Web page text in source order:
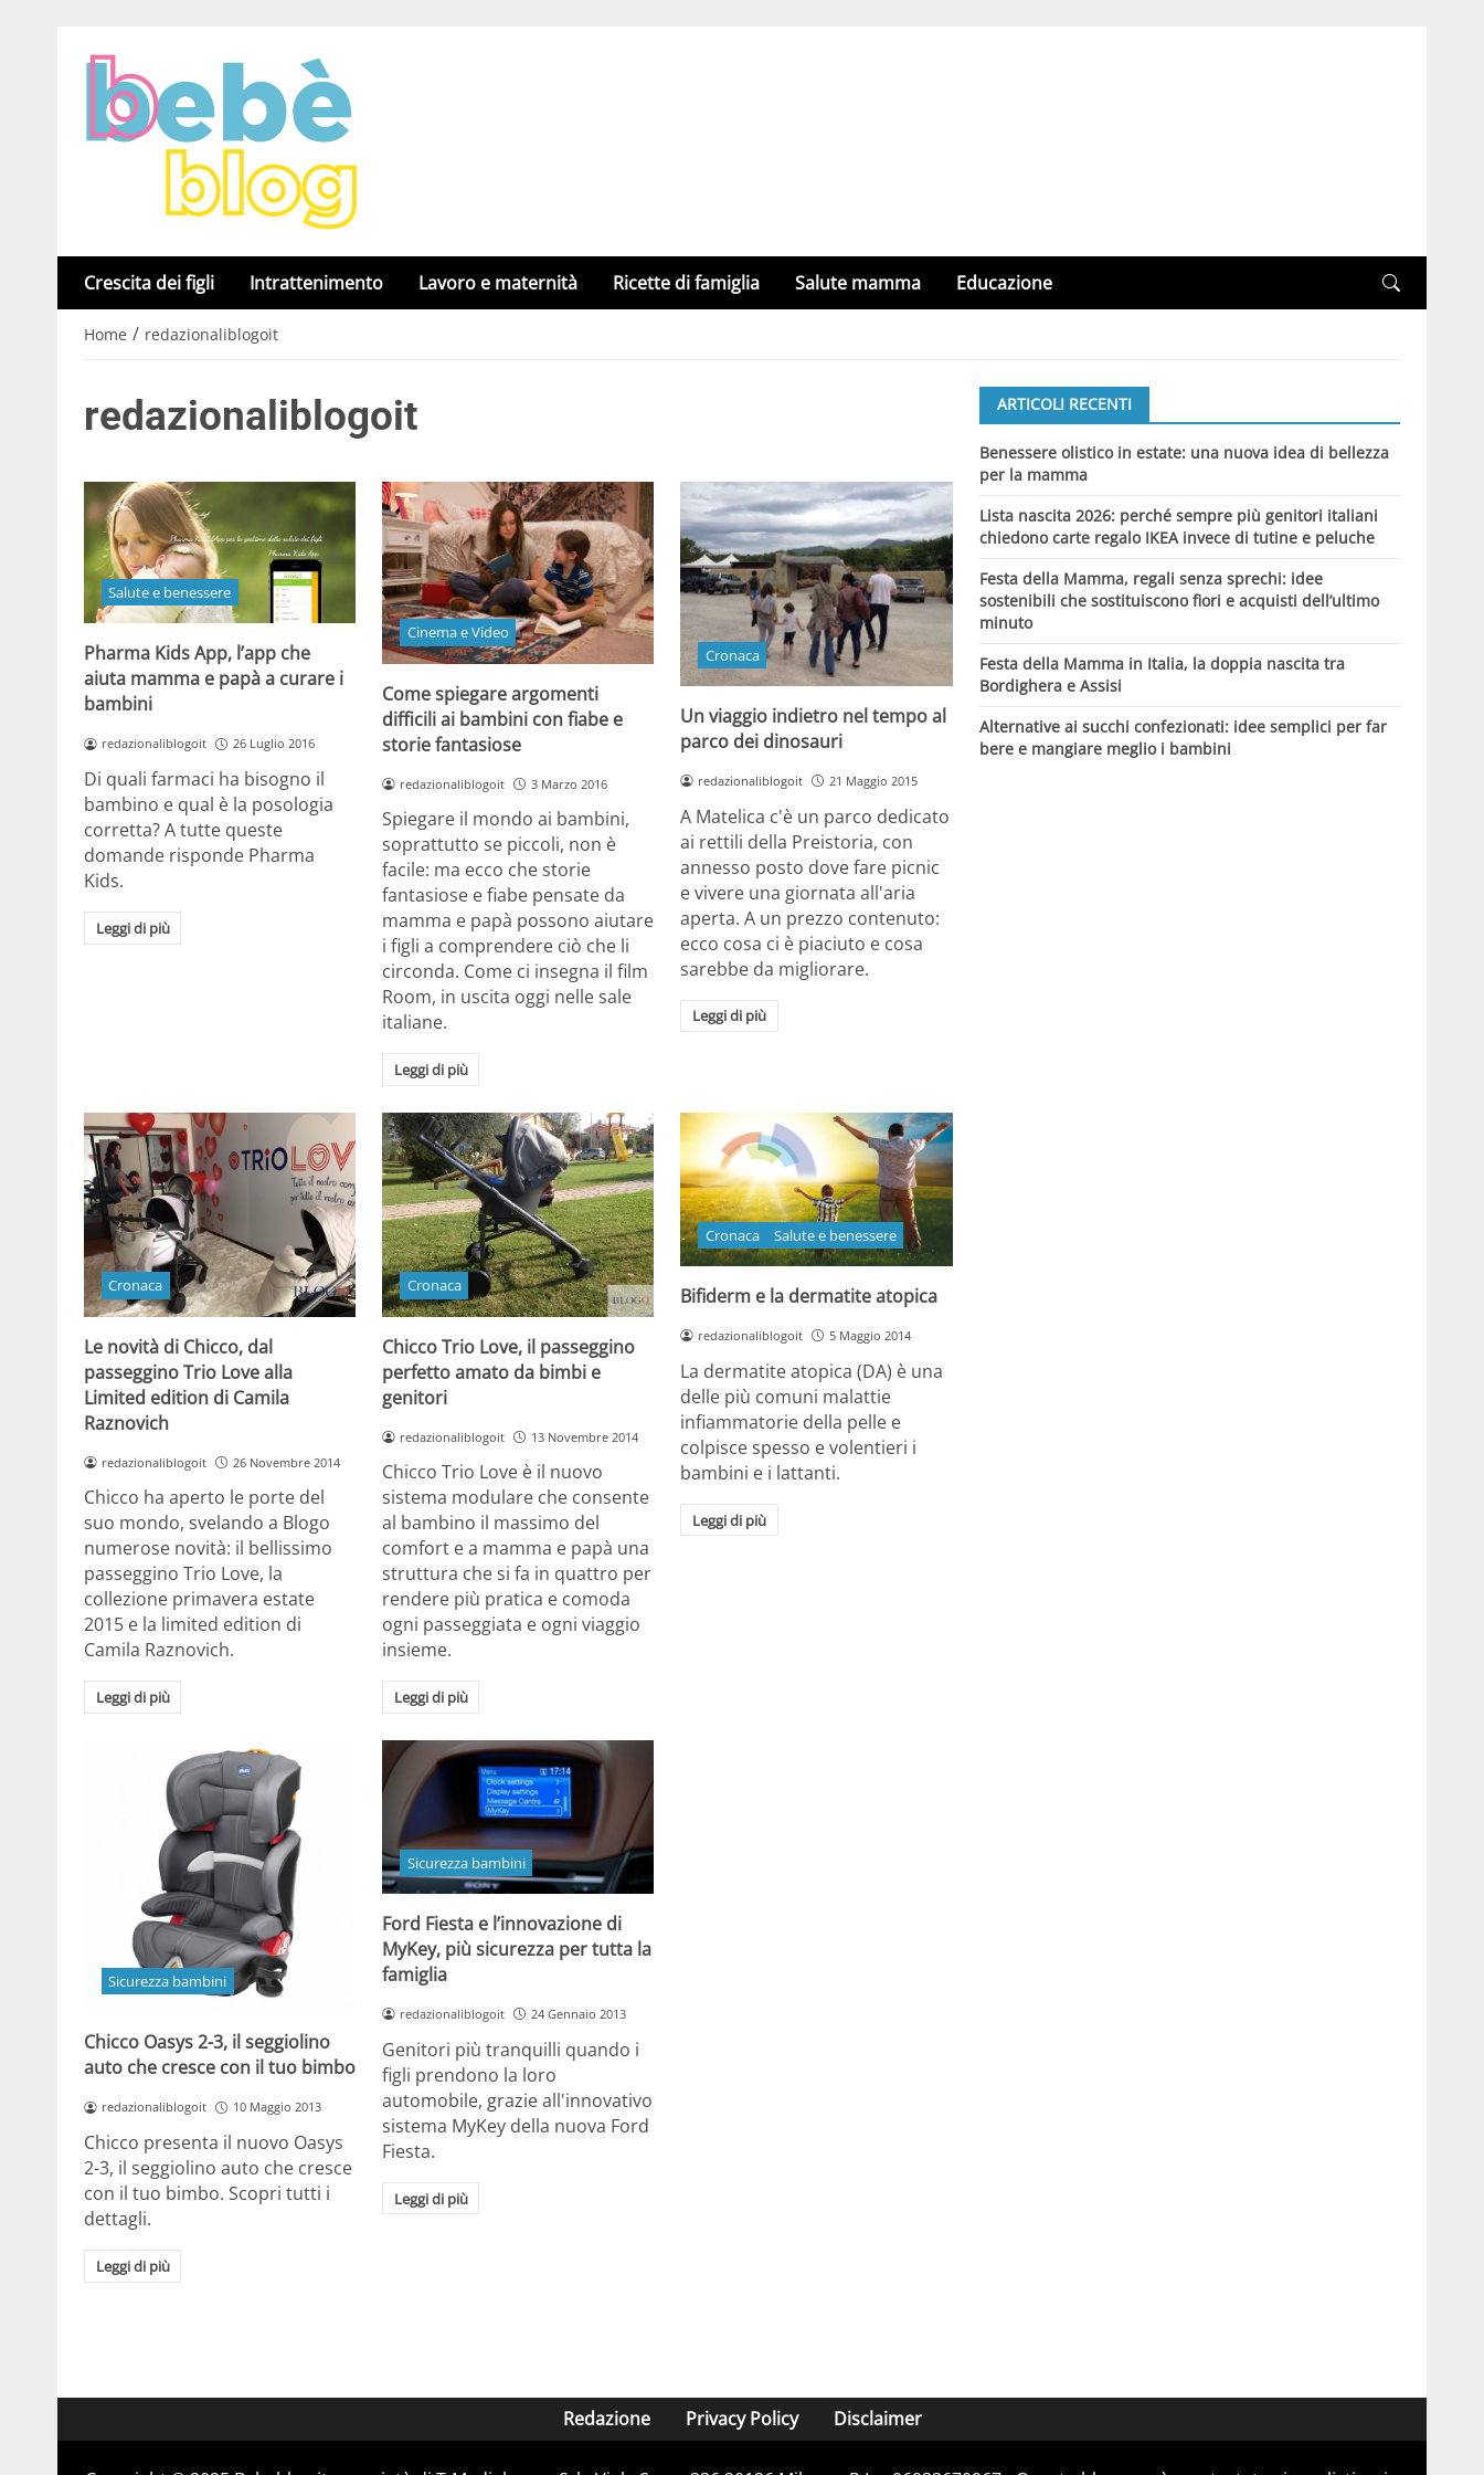
Crescita dei figli Intrattenimento Lavoro e maternità Ricette di famiglia Salute mamma Educazione
Home / redazionaliblogoit
redazionaliblogoit
Salute e benessere
Pharma Kids App, l’app che
aiuta mamma e papà a curare i
bambini
redazionaliblogoit 26 Luglio 2016
Di quali farmaci ha bisogno il
bambino e qual è la posologia
corretta? A tutte queste
domande risponde Pharma
Kids.
Leggi di più
Cinema e Video
Come spiegare argomenti
difficili ai bambini con fiabe e
storie fantasiose
redazionaliblogoit 3 Marzo 2016
Spiegare il mondo ai bambini,
soprattutto se piccoli, non è
facile: ma ecco che storie
fantasiose e fiabe pensate da
mamma e papà possono aiutare
i figli a comprendere ciò che li
circonda. Come ci insegna il film
Room, in uscita oggi nelle sale
italiane.
Leggi di più
Cronaca
Un viaggio indietro nel tempo al
parco dei dinosauri
redazionaliblogoit 21 Maggio 2015
A Matelica c'è un parco dedicato
ai rettili della Preistoria, con
annesso posto dove fare picnic
e vivere una giornata all'aria
aperta. A un prezzo contenuto:
ecco cosa ci è piaciuto e cosa
sarebbe da migliorare.
Leggi di più
Cronaca
Le novità di Chicco, dal
passeggino Trio Love alla
Limited edition di Camila
Raznovich
redazionaliblogoit 26 Novembre 2014
Chicco ha aperto le porte del
suo mondo, svelando a Blogo
numerose novità: il bellissimo
passeggino Trio Love, la
collezione primavera estate
2015 e la limited edition di
Camila Raznovich.
Leggi di più
Cronaca
Chicco Trio Love, il passeggino
perfetto amato da bimbi e
genitori
redazionaliblogoit 13 Novembre 2014
Chicco Trio Love è il nuovo
sistema modulare che consente
al bambino il massimo del
comfort e a mamma e papà una
struttura che si fa in quattro per
rendere più pratica e comoda
ogni passeggiata e ogni viaggio
insieme.
Leggi di più
Cronaca Salute e benessere
Bifiderm e la dermatite atopica
redazionaliblogoit 5 Maggio 2014
La dermatite atopica (DA) è una
delle più comuni malattie
infiammatorie della pelle e
colpisce spesso e volentieri i
bambini e i lattanti.
Leggi di più
Sicurezza bambini
Chicco Oasys 2-3, il seggiolino
auto che cresce con il tuo bimbo
redazionaliblogoit 10 Maggio 2013
Chicco presenta il nuovo Oasys
2-3, il seggiolino auto che cresce
con il tuo bimbo. Scopri tutti i
dettagli.
Leggi di più
Sicurezza bambini
Ford Fiesta e l’innovazione di
MyKey, più sicurezza per tutta la
famiglia
redazionaliblogoit 24 Gennaio 2013
Genitori più tranquilli quando i
figli prendono la loro
automobile, grazie all'innovativo
sistema MyKey della nuova Ford
Fiesta.
Leggi di più
ARTICOLI RECENTI
Benessere olistico in estate: una nuova idea di bellezza
per la mamma
Lista nascita 2026: perché sempre più genitori italiani
chiedono carte regalo IKEA invece di tutine e peluche
Festa della Mamma, regali senza sprechi: idee
sostenibili che sostituiscono fiori e acquisti dell’ultimo
minuto
Festa della Mamma in Italia, la doppia nascita tra
Bordighera e Assisi
Alternative ai succhi confezionati: idee semplici per far
bere e mangiare meglio i bambini
Redazione Privacy Policy Disclaimer